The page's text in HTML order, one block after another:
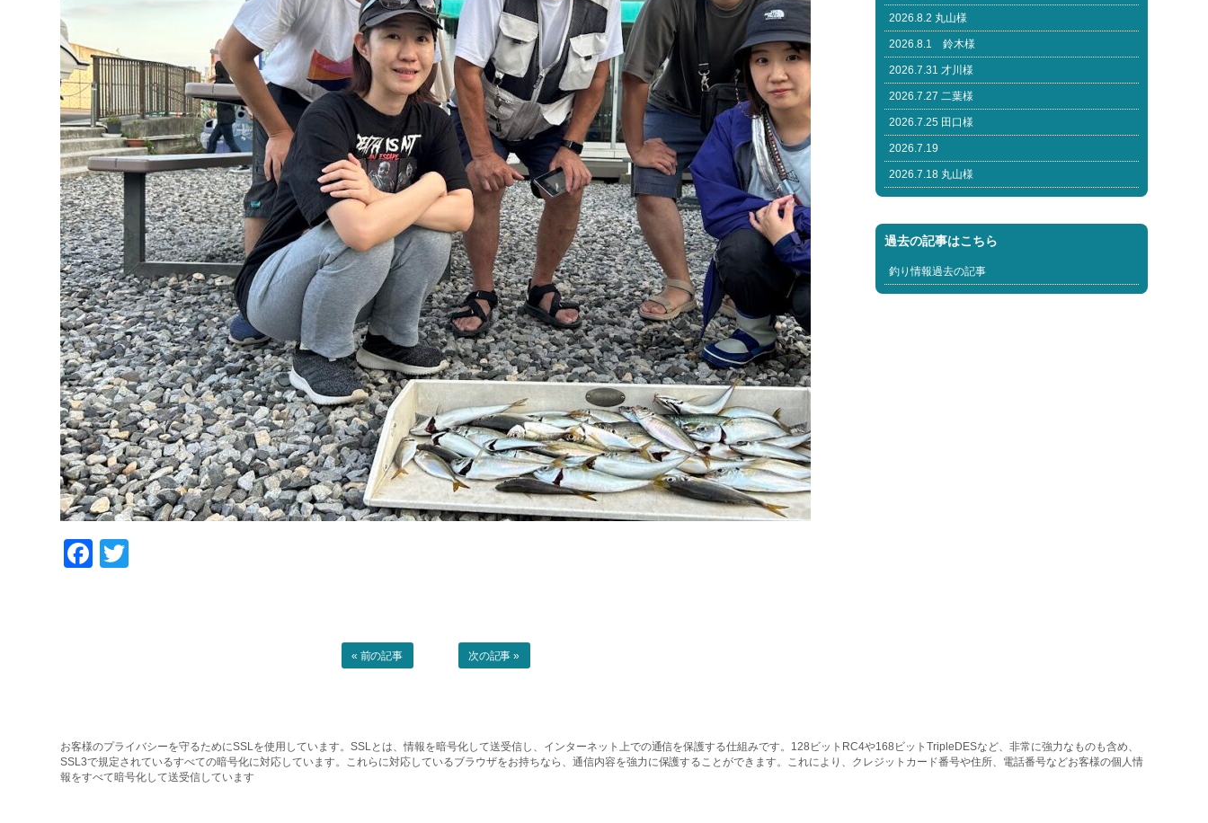
Facebook
« 前の記事 次の記事 »
2026.8.2 丸山様
2026.8.1 鈴木様
2026.7.31 才川様
2026.7.27 二葉様
2026.7.25 田口様
2026.7.19
2026.7.18 丸山様
過去の記事はこちら
釣り情報過去の記事
お客様のプライバシーを守るためにSSLを使用しています。SSLとは、情報を暗号化して送受信し、インターネット上での通信を保護する仕組みです。128ビットRC4や168ビットTripleDESなど、非常に強力なものも含め、
SSL3で規定されているすべての暗号化に対応しています。これらに対応しているブラウザをお持ちなら、通信内容を強力に保護することができます。これにより、クレジットカード番号や住所、電話番号などお客様の個人情
報をすべて暗号化して送受信しています